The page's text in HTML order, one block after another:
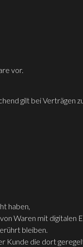
vor.
gilt bei Verträgen
haben,
Waren mit digitalen
bleiben.
Kunde die dort